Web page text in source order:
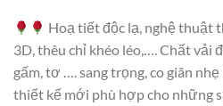
Hoạ tiết độc lạ, nghệ thuật
3D, thêu chỉ khéo léo,…. Chất vải
gấm, tơ …. sang trọng, co giãn
thiết kế mới phù hợp cho những